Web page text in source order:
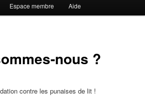
Espace membre Aide
nous ?
contre les punaises de lit !